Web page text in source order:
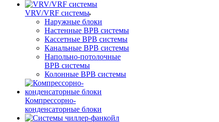
VRV/VRF системы
Наружные блоки
Настенные ВРВ системы
Кассетные ВРВ системы
Канальные ВРВ системы
Напольно-потолочные
ВРВ системы
Колонные ВРВ системы
Компрессорно-
конденсаторные блоки